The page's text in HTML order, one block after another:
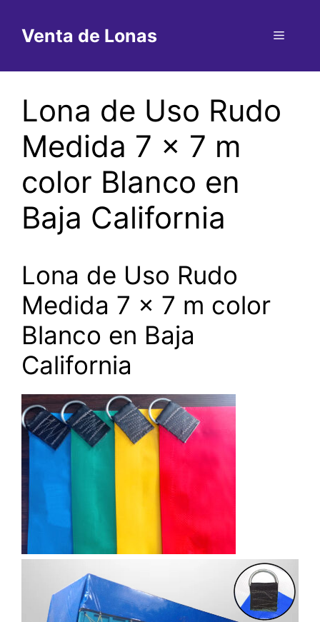
contenido
Venta de Lonas Menú
Lona de Uso Rudo
Medida 7 x 7 m
color Blanco en
Baja California
Lona de Uso Rudo
Medida 7 x 7 m color
Blanco en Baja
California